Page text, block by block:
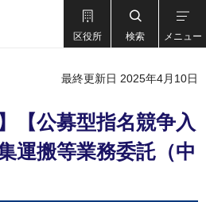
区役所 検索 メニュー
最終更新日 2025年4月10日
【公募型指名競争入
運搬等業務委託（中